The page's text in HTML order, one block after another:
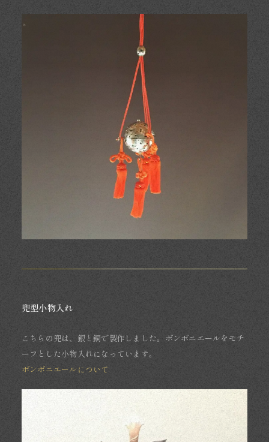
兜型小物入れ
こちらの兜は、銀と銅で製作しました。ボンボニエールをモチ
ーフとした小物入れになっています。
ボンボニエールについて